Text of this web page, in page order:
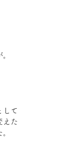
して
えた